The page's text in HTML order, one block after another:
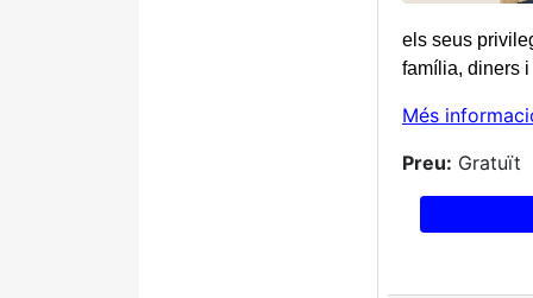
els seus
família, diners
Més
Preu: Gratuït